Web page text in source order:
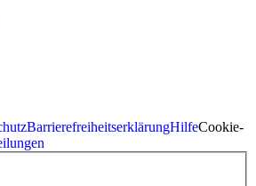
BarrierefreiheitserklärungHilfeCookie-